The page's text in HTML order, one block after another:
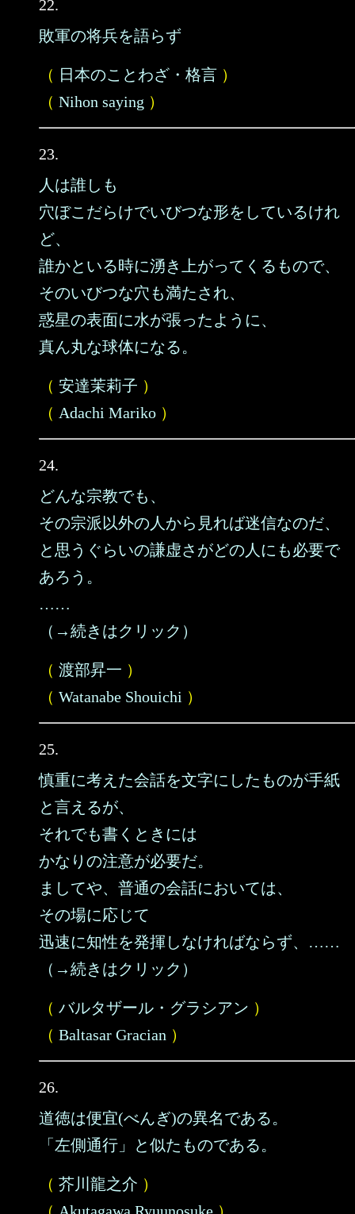
22.
敗軍の将兵を語らず
（ 日本のことわざ・格言 ）
（ Nihon saying ）
23.
人は誰しも
穴ぼこだらけでいびつな形をしているけれ
ど、
誰かといる時に湧き上がってくるもので、
そのいびつな穴も満たされ、
惑星の表面に水が張ったように、
真ん丸な球体になる。
（ 安達茉莉子 ）
（ Adachi Mariko ）
24.
どんな宗教でも、
その宗派以外の人から見れば迷信なのだ、
と思うぐらいの謙虚さがどの人にも必要で
あろう。
……
（→続きはクリック）
（ 渡部昇一 ）
（ Watanabe Shouichi ）
25.
慎重に考えた会話を文字にしたものが手紙
と言えるが、
それでも書くときには
かなりの注意が必要だ。
ましてや、普通の会話においては、
その場に応じて
迅速に知性を発揮しなければならず、……
（→続きはクリック）
（ バルタザール・グラシアン ）
（ Baltasar Gracian ）
26.
道徳は便宜(べんぎ)の異名である。
「左側通行」と似たものである。
（ 芥川龍之介 ）